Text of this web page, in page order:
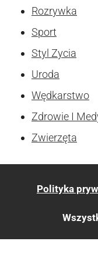
Rozrywka
Sport
Styl Zycia
Uroda
Wędkarstwo
Zdrowie I
Zwierzęta
Polityka